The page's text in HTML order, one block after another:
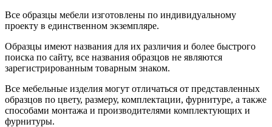
Все образцы мебели изготовлены по индивидуальному
проекту в единственном экземпляре.
Образцы имеют названия для их различия и более быстрого
поиска по сайту, все названия образцов не являются
зарегистрированным товарным знаком.
Все мебельные изделия могут отличаться от представленных
образцов по цвету, размеру, комплектации, фурнитуре, а также
способами монтажа и производителями комплектующих и
фурнитуры.